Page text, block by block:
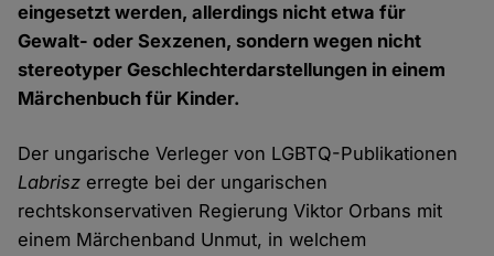
eingesetzt werden, allerdings nicht etwa für
Gewalt- oder Sexzenen, sondern wegen nicht
stereotyper Geschlechterdarstellungen in einem
Märchenbuch für Kinder.
Der ungarische Verleger von LGBTQ-Publikationen
Labrisz erregte bei der ungarischen
rechtskonservativen Regierung Viktor Orbans mit
einem Märchenband Unmut, in welchem